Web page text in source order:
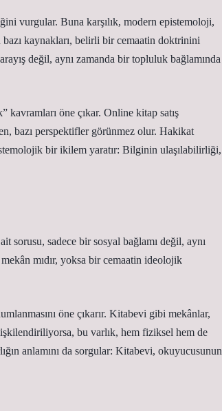
vurgular. Buna karşılık, modern epistemoloji,
kaynakları, belirli bir cemaatin doktrinini
değil, aynı zamanda bir topluluk bağlamında
kavramları öne çıkar. Online kitap satış
bazı perspektifler görünmez olur. Hakikat
bir ikilem yaratır: Bilginin ulaşılabilirliği,
sorusu, sadece bir sosyal bağlamı değil, aynı
mıdır, yoksa bir cemaatin ideolojik
öne çıkarır. Kitabevi gibi mekânlar,
bu varlık, hem fiziksel hem de
anlamını da sorgular: Kitabevi, okuyucusunun